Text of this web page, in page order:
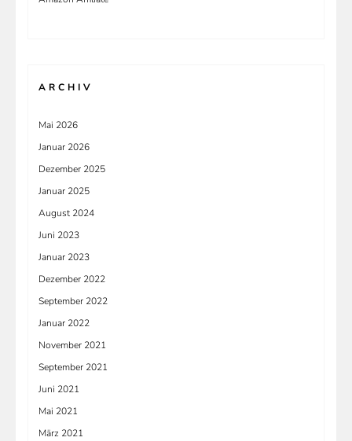
ARCHIV
Mai 2026
Januar 2026
Dezember 2025
Januar 2025
August 2024
Juni 2023
Januar 2023
Dezember 2022
September 2022
Januar 2022
November 2021
September 2021
Juni 2021
Mai 2021
März 2021